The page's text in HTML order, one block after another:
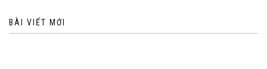
BÀI VIẾT MỚI